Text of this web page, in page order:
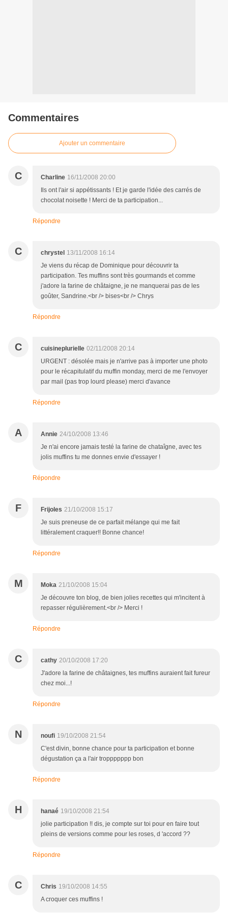
Commentaires
Ajouter un commentaire
C Charline 16/11/2008 20:00
Ils ont l'air si appétissants ! Et je garde l'idée des carrés de
chocolat noisette ! Merci de ta participation...
Répondre
C chrystel 13/11/2008 16:14
Je viens du récap de Dominique pour découvrir ta
participation. Tes muffins sont très gourmands et comme
j'adore la farine de châtaigne, je ne manquerai pas de les
goûter, Sandrine.<br /> bises<br /> Chrys
Répondre
C cuisineplurielle 02/11/2008 20:14
URGENT : désolée mais je n'arrive pas à importer une photo
pour le récapitulatif du muffin monday, merci de me l'envoyer
par mail (pas trop lourd please) merci d'avance
Répondre
A Annie 24/10/2008 13:46
Je n'ai encore jamais testé la farine de chataîgne, avec tes
jolis muffins tu me donnes envie d'essayer !
Répondre
F Frijoles 21/10/2008 15:17
Je suis preneuse de ce parfait mélange qui me fait
littéralement craquer!! Bonne chance!
Répondre
M Moka 21/10/2008 15:04
Je découvre ton blog, de bien jolies recettes qui m'incitent à
repasser régulièrement.<br /> Merci !
Répondre
C cathy 20/10/2008 17:20
J'adore la farine de châtaignes, tes muffins auraient fait fureur
chez moi...!
Répondre
N noufi 19/10/2008 21:54
C'est divin, bonne chance pour ta participation et bonne
dégustation ça a l'air troppppppp bon
Répondre
H hanaé 19/10/2008 21:54
jolie participation !! dis, je compte sur toi pour en faire tout
pleins de versions comme pour les roses, d 'accord ??
Répondre
C Chris 19/10/2008 14:55
A croquer ces muffins !